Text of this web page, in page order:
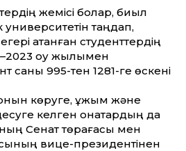
жемісі болар, биыл
университетін таңдап,
атанған студент­тердің
оқу жылымен
саны 995-тен 1281-ге өскені
көруге, ұжым және
келген қонақтардың да
Сенат төрағасы мен
вице-президентінен